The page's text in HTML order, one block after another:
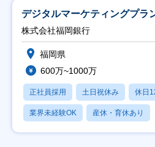
デジタルマーケティングプラ
株式会社福岡銀行
福岡県
600万~1000万
正社員採用 土日祝休み 休日
業界未経験OK 産休・育休あり